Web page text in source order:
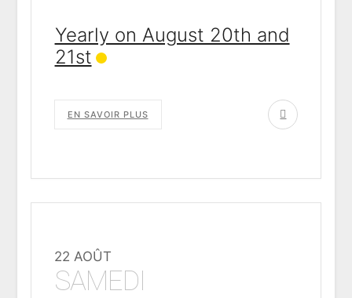
Yearly on August 20th and
21st
EN SAVOIR PLUS
22 AOÛT
SAMEDI